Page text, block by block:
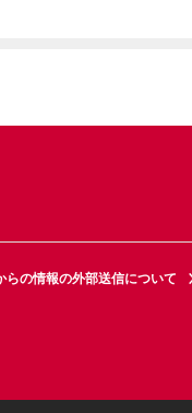
らの情報の外部送信について